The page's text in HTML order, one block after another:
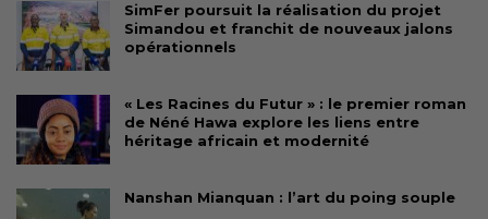
SimFer poursuit la réalisation du projet
Simandou et franchit de nouveaux jalons
opérationnels
« Les Racines du Futur » : le premier roman
de Néné Hawa explore les liens entre
héritage africain et modernité
Nanshan Mianquan : l’art du poing souple